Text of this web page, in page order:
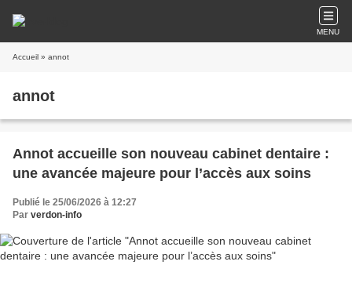
MENU
Accueil » annot
annot
Annot accueille son nouveau cabinet dentaire :
une avancée majeure pour l’accès aux soins
Publié le 25/06/2026 à 12:27
Par verdon-info